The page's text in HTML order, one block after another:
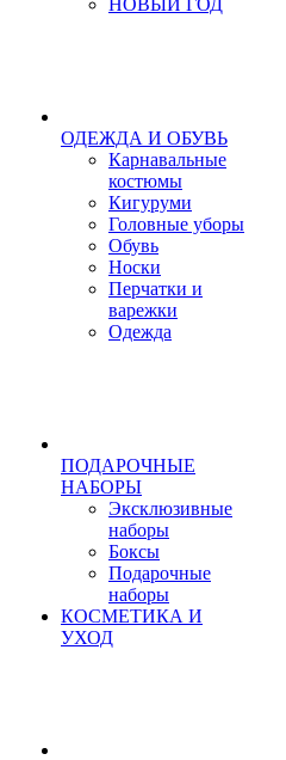
НОВЫЙ ГОД
ОДЕЖДА И ОБУВЬ
Карнавальные
костюмы
Кигуруми
Головные уборы
Обувь
Носки
Перчатки и
варежки
Одежда
ПОДАРОЧНЫЕ
НАБОРЫ
Эксклюзивные
наборы
Боксы
Подарочные
наборы
КОСМЕТИКА И
УХОД